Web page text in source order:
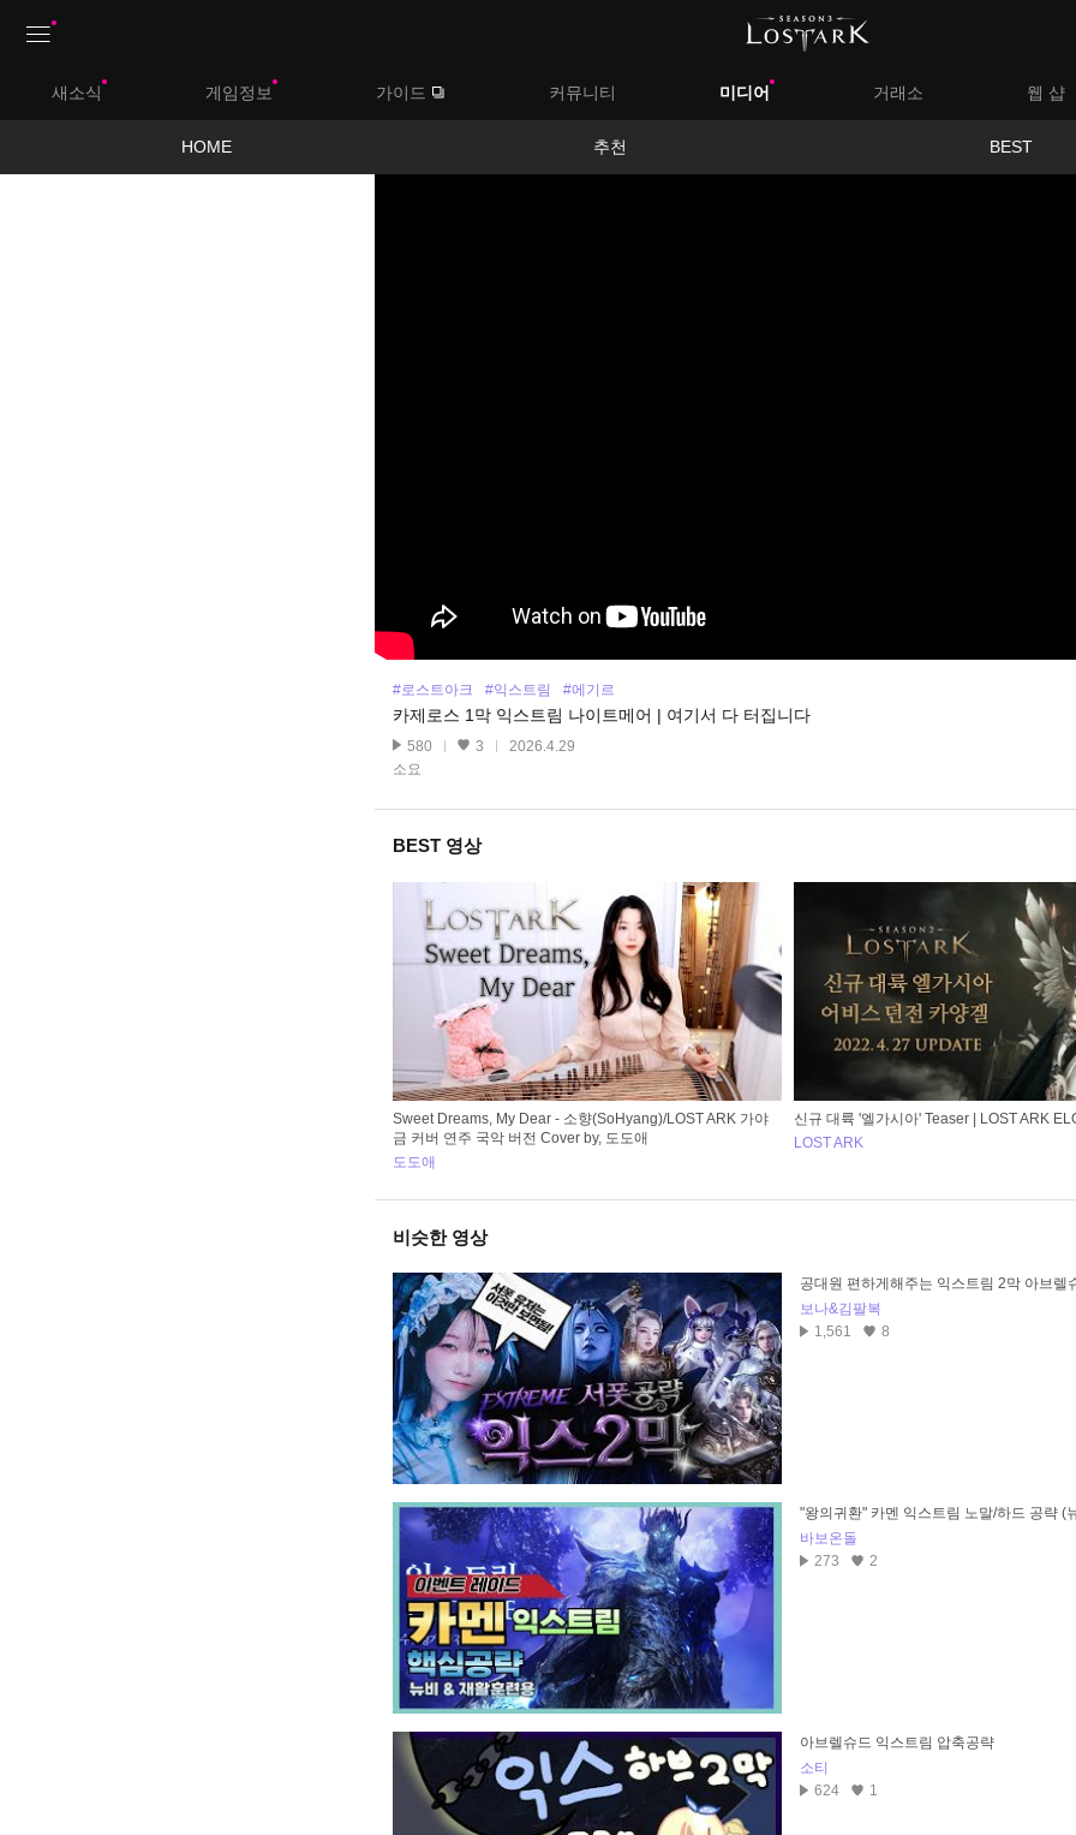
새소식 게임정보 가이드 커뮤니티 미디어 거래소 웹 샵
HOME 추천 BEST
#로스트아크 #익스트림 #에기르
카제로스 1막 익스트림 나이트메어 | 여기서 다 터집니다
580 3
2026.4.29
소요
BEST 영상
Sweet Dreams, My Dear - 소향(SoHyang)/LOST ARK 가야
금 커버 연주 국악 버전 Cover by, 도도애
도도애
신규 대륙 '엘가시아' Teaser | LOST ARK
LOST ARK
비슷한 영상
공대원 편하게해주는 익스트림 2막 아브렐
보나&김팔복
1,561
8
"왕의귀환" 카멘 익스트림 노말/하드 공략 (
바보온돌
273
2
아브렐슈드 익스트림 압축공략
소티
624
1